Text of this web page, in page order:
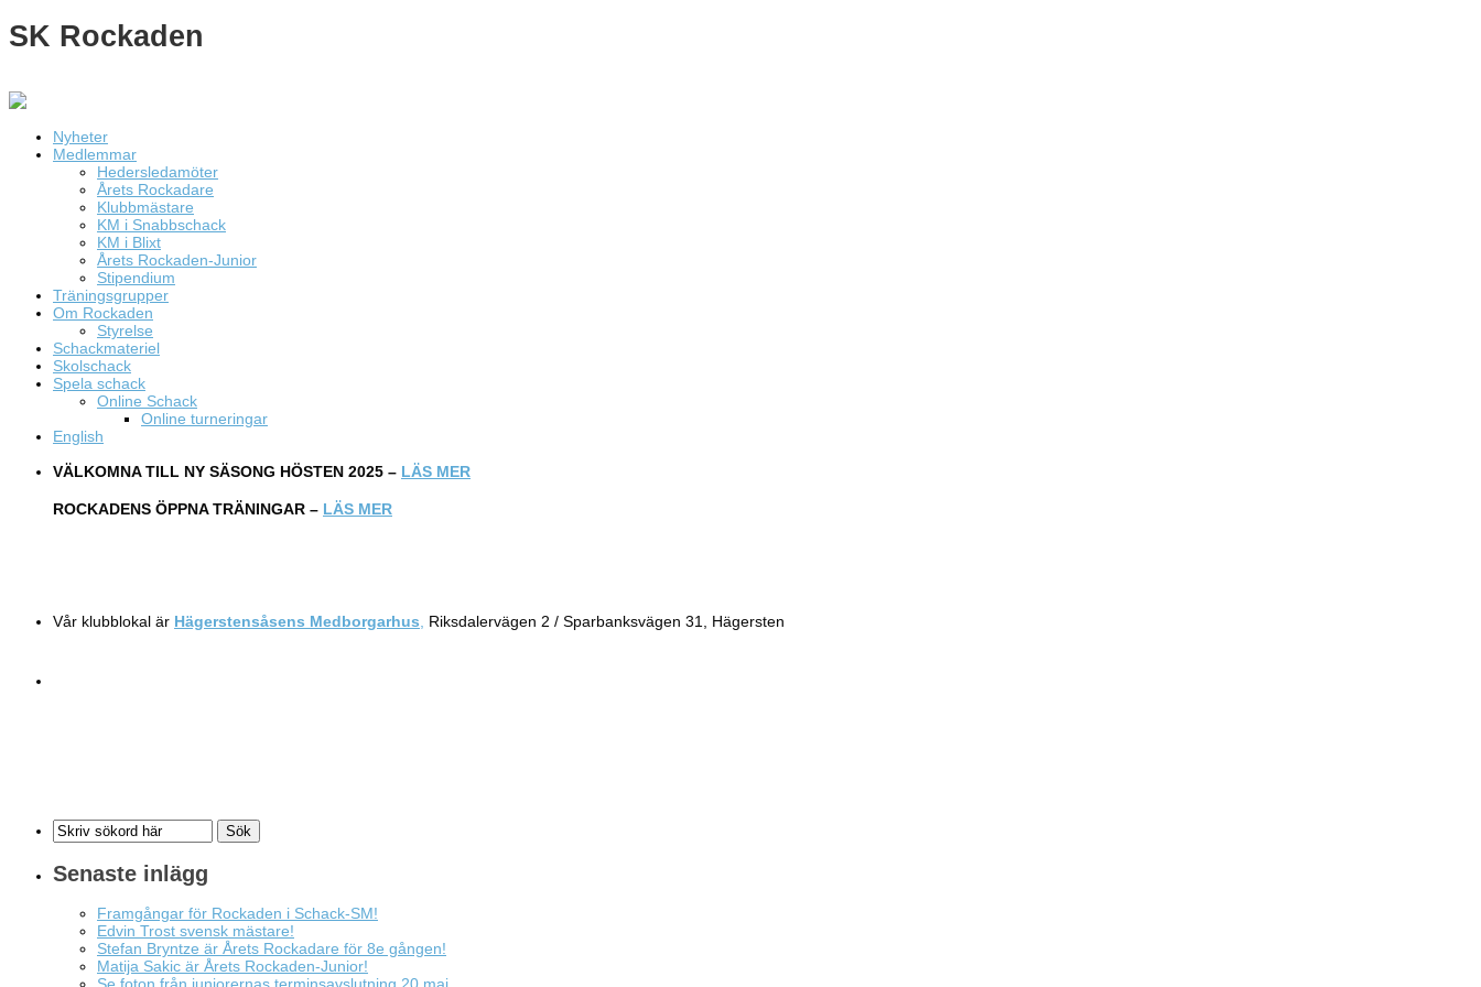
SK Rockaden
Nyheter
Medlemmar
Hedersledamöter
Årets Rockadare
Klubbmästare
KM i Snabbschack
KM i Blixt
Årets Rockaden-Junior
Stipendium
Träningsgrupper
Om Rockaden
Styrelse
Schackmateriel
Skolschack
Spela schack
Online Schack
Online turneringar
English
VÄLKOMNA TILL NY SÄSONG HÖSTEN 2025 – LÄS MER
ROCKADENS ÖPPNA TRÄNINGAR – LÄS MER
Vår klubblokal är Hägerstensåsens Medborgarhus Riksdalervägen 2 / Sparbanksvägen 31, Hägersten
Senaste inlägg
Framgångar för Rockaden i Schack-SM!
Edvin Trost svensk mästare!
Stefan Bryntze är Årets Rockadare för 8e gången!
Matija Sakic är Årets Rockaden-Junior!